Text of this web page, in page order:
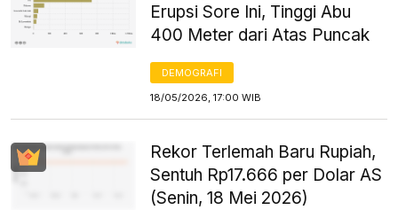
Erupsi Sore Ini, Tinggi Abu
400 Meter dari Atas Puncak
DEMOGRAFI
18/05/2026, 17:00 WIB
Rekor Terlemah Baru Rupiah,
Sentuh Rp17.666 per Dolar AS
(Senin, 18 Mei 2026)